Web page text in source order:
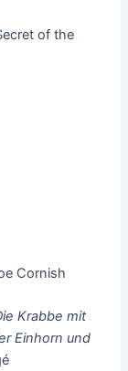
of the
Cornish
Krabbe mit
Einhorn und